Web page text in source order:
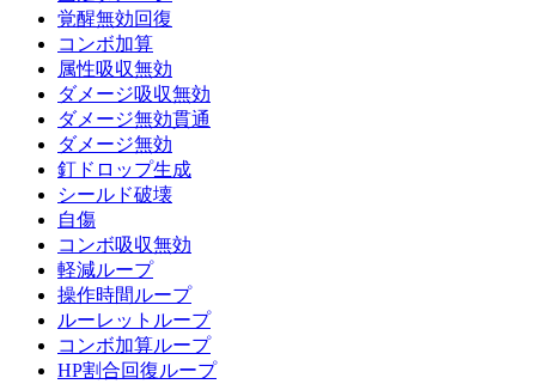
覚醒無効回復
コンボ加算
属性吸収無効
ダメージ吸収無効
ダメージ無効貫通
ダメージ無効
釘ドロップ生成
シールド破壊
自傷
コンボ吸収無効
軽減ループ
操作時間ループ
ルーレットループ
コンボ加算ループ
HP割合回復ループ